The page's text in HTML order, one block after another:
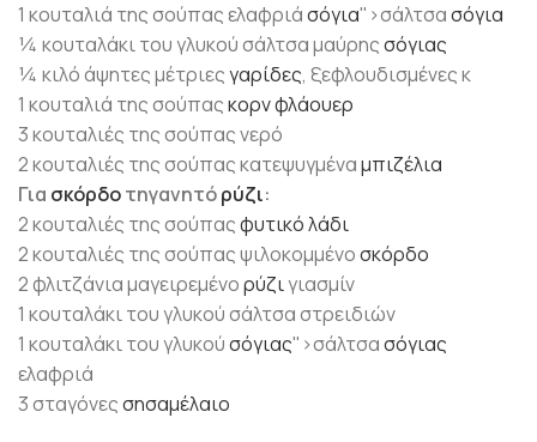
1 κουταλιά της σούπας ελαφριάσόγια">σάλτσασόγια
¼ κουταλάκι του γλυκού σάλτσα μαύρηςσόγιας
¼ κιλό άψητες μέτριεςγαρίδες, ξεφλουδισμένες κ
1 κουταλιά της σούπαςκορν φλάουερ
3 κουταλιές της σούπας νερό
2 κουταλιές της σούπας κατεψυγμέναμπιζέλια
Για σκόρδοτηγανητόρύζι:
2 κουταλιές της σούπαςφυτικό λάδι
2 κουταλιές της σούπας ψιλοκομμένοσκόρδο
2 φλιτζάνια μαγειρεμένορύζιγιασμίν
1 κουταλάκι του γλυκού σάλτσα στρειδιών
1 κουταλάκι του γλυκούσόγιας">σάλτσασόγιας
ελαφριά
3 σταγόνεςσησαμέλαιο